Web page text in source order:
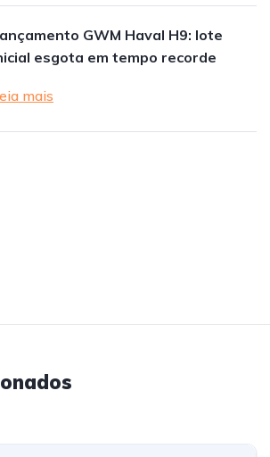
GWM Haval H9: lote
esgota em tempo recorde
mais